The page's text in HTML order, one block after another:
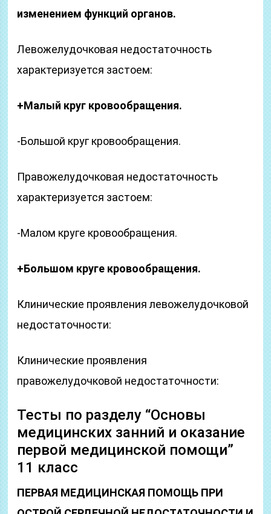
изменением функций органов.
Левожелудочковая недостаточность
характеризуется застоем:
+Малый круг кровообращения.
-Большой круг кровообращения.
Правожелудочковая недостаточность
характеризуется застоем:
-Малом круге кровообращения.
+Большом круге кровообращения.
Клинические проявления левожелудочковой
недостаточности:
Клинические проявления
правожелудочковой недостаточности:
Тесты по разделу “Основы
медицинских занний и оказание
первой медицинской помощи”
11 класс
ПЕРВАЯ МЕДИЦИНСКАЯ ПОМОЩЬ ПРИ